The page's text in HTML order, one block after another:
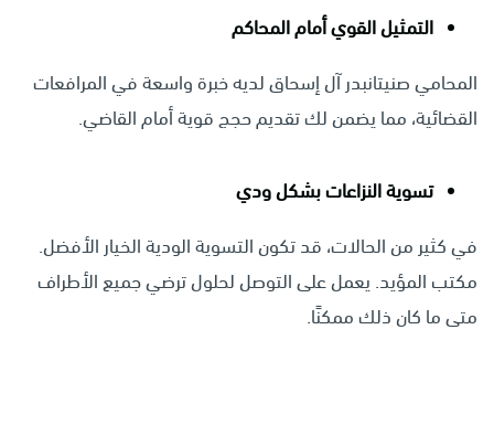
التمثيل القوي أمام المحاكم
المحامي صنيتانبدر آل إسحاق لديه خبرة واسعة في المرافعات
القضائية، مما يضمن لك تقديم حجج قوية أمام القاضي.
تسوية النزاعات بشكل ودي
في كثير من الحالات، قد تكون التسوية الودية الخيار الأفضل.
مكتب المؤيد. يعمل على التوصل لحلول ترضي جميع الأطراف
متى ما كان ذلك ممكنًا.